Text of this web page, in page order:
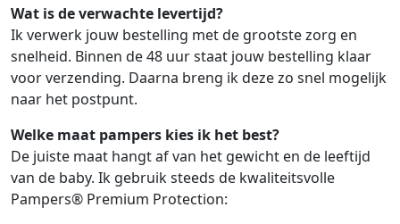
Wat is de verwachte levertijd?
Ik verwerk jouw bestelling met de grootste zorg en
snelheid. Binnen de 48 uur staat jouw bestelling klaar
voor verzending. Daarna breng ik deze zo snel mogelijk
naar het postpunt.
Welke maat pampers kies ik het best?
De juiste maat hangt af van het gewicht en de leeftijd
van de baby. Ik gebruik steeds de kwaliteitsvolle
Pampers® Premium Protection: